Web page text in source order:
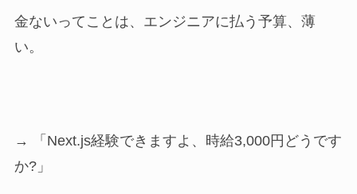
金ないってことは、エンジニアに払う予算、薄
い。
→ 「Next.js経験できますよ、時給3,000円どうです
か?」